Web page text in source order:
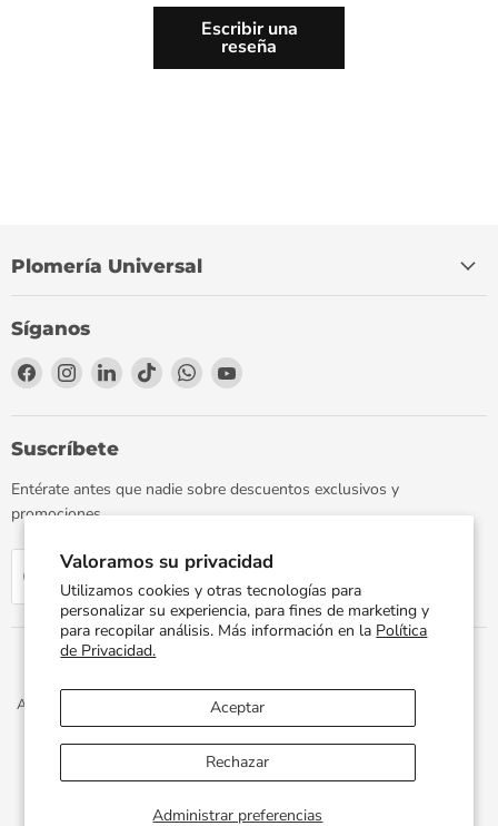
Valoramos su privacidad
Utilizamos cookies y otras tecnologías para
personalizar su experiencia, para fines de marketing y
para recopilar análisis. Más información en la Política
de Privacidad.
Administrar preferencias
Aceptar
Rechazar
Escribir una
reseña
Plomería Universal
Síganos
Encuéntrenos
en
Facebook
Encuéntrenos
en
Instagram
Encuéntrenos
en
LinkedIn
Encuéntrenos
en
TikTok
Encuéntrenos
en
WhatsApp
Encuéntrenos
YouTube
Suscríbete
Entérate antes que nadie sobre descuentos exclusivos y
promociones.
Correo electrónico
Aviso de Privacidad Términos y Condiciones
Facturación Electrónica
Preguntas Frecuentes
Términos del servicio
Política de reembolso
Propiedad artística © 2026 PLOMERIA UNIVERSAL.
Desarrollado porXphere Tech